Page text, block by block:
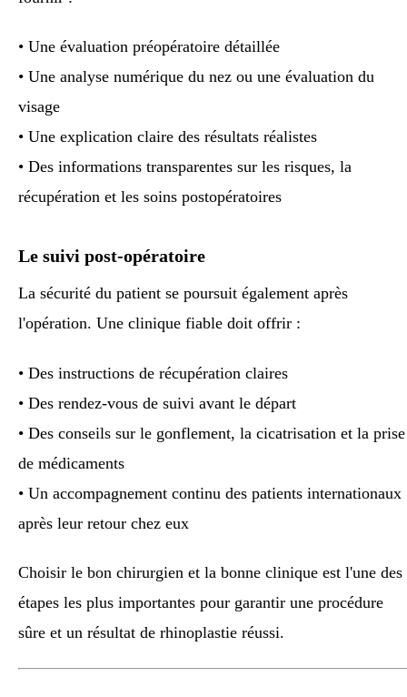
• Une évaluation préopératoire détaillée
• Une analyse numérique du nez ou une évaluation du
visage
• Une explication claire des résultats réalistes
• Des informations transparentes sur les risques, la
récupération et les soins postopératoires
Le suivi post-opératoire
La sécurité du patient se poursuit également après
l'opération. Une clinique fiable doit offrir :
• Des instructions de récupération claires
• Des rendez-vous de suivi avant le départ
• Des conseils sur le gonflement, la cicatrisation et la prise
de médicaments
• Un accompagnement continu des patients internationaux
après leur retour chez eux
Choisir le bon chirurgien et la bonne clinique est l'une des
étapes les plus importantes pour garantir une procédure
sûre et un résultat de rhinoplastie réussi.